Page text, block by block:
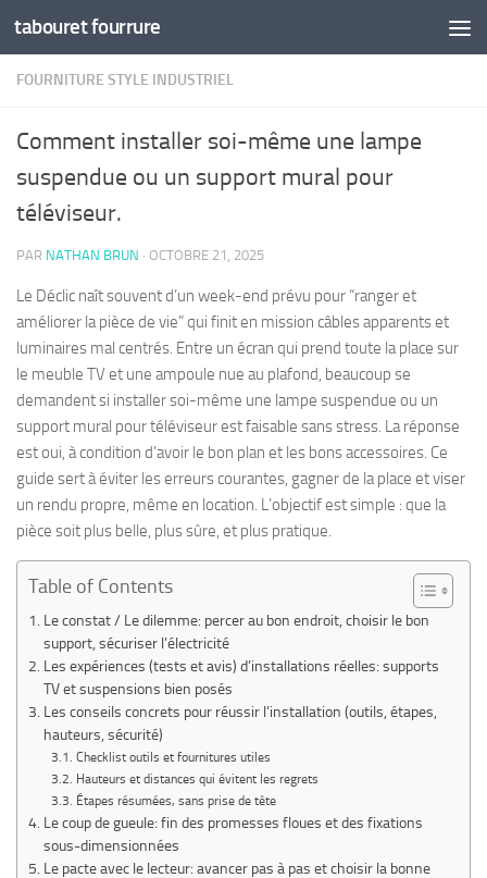
Skip to content
tabouret fourrure
FOURNITURE STYLE INDUSTRIEL
Comment installer soi-même une lampe
suspendue ou un support mural pour
téléviseur.
PAR NATHAN BRUN · OCTOBRE 21, 2025
Le Déclic naît souvent d’un week-end prévu pour “ranger et
améliorer la pièce de vie” qui finit en mission câbles apparents et
luminaires mal centrés. Entre un écran qui prend toute la place sur
le meuble TV et une ampoule nue au plafond, beaucoup se
demandent si installer soi-même une lampe suspendue ou un
support mural pour téléviseur est faisable sans stress. La réponse
est oui, à condition d’avoir le bon plan et les bons accessoires. Ce
guide sert à éviter les erreurs courantes, gagner de la place et viser
un rendu propre, même en location. L’objectif est simple : que la
pièce soit plus belle, plus sûre, et plus pratique.
Table of Contents
Le constat / Le dilemme: percer au bon endroit, choisir le bon
support, sécuriser l’électricité
Les expériences (tests et avis) d’installations réelles: supports
TV et suspensions bien posés
Les conseils concrets pour réussir l’installation (outils, étapes,
hauteurs, sécurité)
Checklist outils et fournitures utiles
Hauteurs et distances qui évitent les regrets
Étapes résumées, sans prise de tête
Le coup de gueule: fin des promesses floues et des fixations
sous-dimensionnées
Le pacte avec le lecteur: avancer pas à pas et choisir la bonne